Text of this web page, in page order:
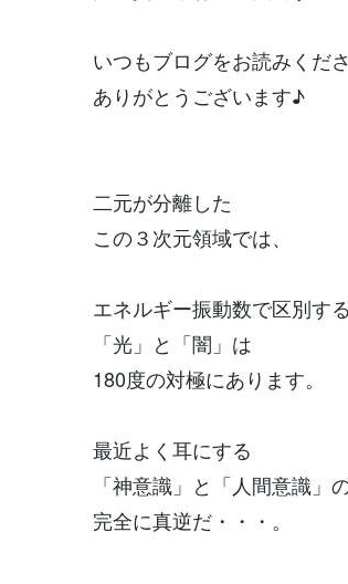
いつもブログをお読みくださ
ありがとうございます♪
二元が分離した
この３次元領域では、
エネルギー振動数で区別す
「光」と「闇」は
180度の対極にあります。
最近よく耳にする
「神意識」と「人間意識」
完全に真逆だ・・・。